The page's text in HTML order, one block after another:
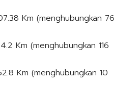
Km (menghubungkan 76
Km (menghubungkan 116
Km (menghubungkan 10